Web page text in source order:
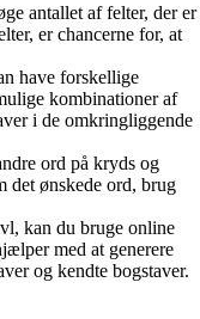
antallet af felter, der er
er chancerne for, at
have forskellige
kombinationer af
i de omkringliggende
ord på kryds og
det ønskede ord, brug
kan du bruge online
med at generere
og kendte bogstaver.